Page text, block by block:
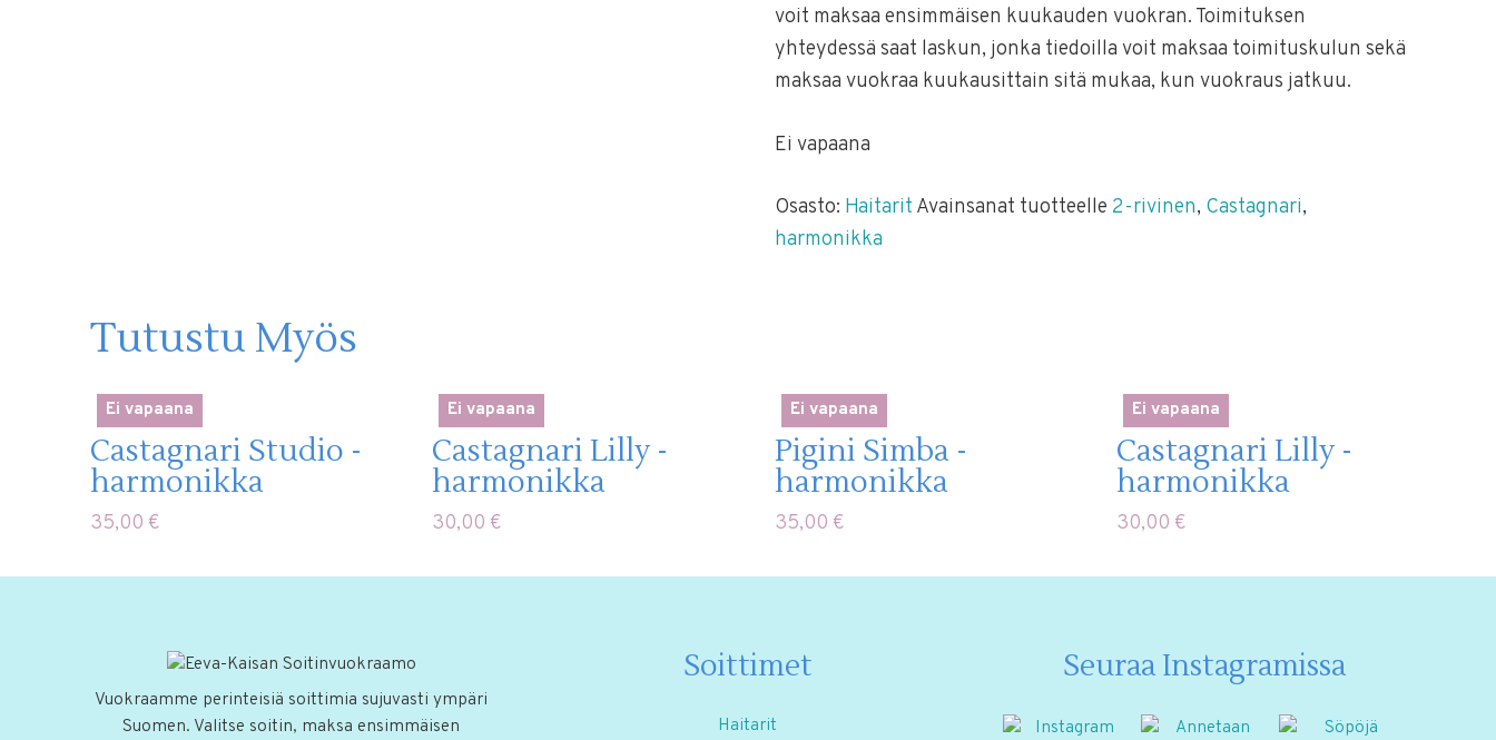
voit maksaa ensimmäisen kuukauden vuokran. Toimituksen
yhteydessä saat laskun, jonka tiedoilla voit maksaa toimituskulun sekä
maksaa vuokraa kuukausittain sitä mukaa, kun vuokraus jatkuu.
Ei vapaana
Osasto: Haitarit Avainsanat tuotteelle 2-rivinen, Castagnari,
harmonikka
Tutustu Myös
Ei vapaana
Castagnari Studio -
harmonikka
35,00 €
Ei vapaana
Castagnari Lilly -
harmonikka
30,00 €
Ei vapaana
Pigini Simba -
harmonikka
35,00 €
Ei vapaana
Castagnari Lilly -
harmonikka
30,00 €
Vuokraamme perinteisiä soittimia sujuvasti ympäri
Suomen. Valitse soitin, maksa ensimmäisen
Soittimet
Haitarit
Seuraa Instagramissa